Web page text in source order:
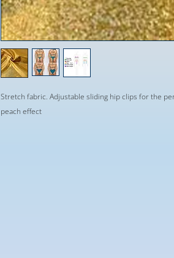
Stretch fabric. Adjustable sliding hip clips for the
peach effect